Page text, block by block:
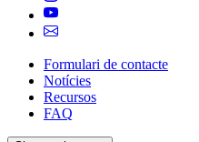
Navegació
principal
de
Formulari de contacte
Notícies
Recursos
FAQ